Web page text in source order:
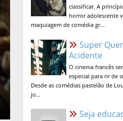
horror adolescente
maquiagem de comédia gr...
Acidente
O cinema francês
especial para rir de
Desde as comédias pastelão de
jo...
sagrado